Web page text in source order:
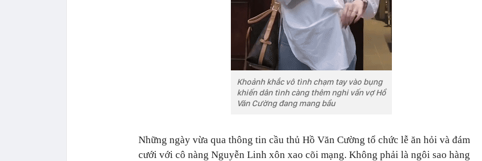
Khoảnh khắc vô tình chạm tay vào bụng
khiến dân tình càng thêm nghi vấn vợ Hồ
Văn Cường đang mang bầu
Những ngày vừa qua thông tin cầu thủ Hồ Văn Cường tổ chức lễ ăn hỏi và đám
cưới với cô nàng Nguyễn Linh xôn xao cõi mạng. Không phải là ngôi sao hàng